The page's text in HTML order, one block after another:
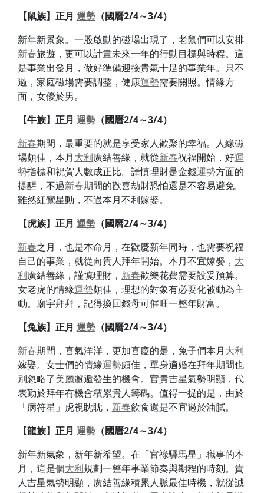
【鼠族】 正月 運勢（國曆2/4～3/4）
新年新景象。一股啟動的磁場出現了，老鼠們可以安排
新春旅遊，更可以計畫未來一年的行動目標與時程。這
是事業出發月，做好準備迎接貴氣十足的事業年。只不
過，家庭磁場需要調整，健康運勢需要關照。情緣方
面，女優於男。
【牛族】 正月 運勢（國曆2/4～3/4）
新春期間，最重要的就是享受家人歡聚的幸福。人緣磁
場頗佳，本月大利廣結善緣，就從新春祝福開始，好運
勢指標和祝賀人數成正比。謹慎理財是金錢運勢方面的
提醒，不過新春期間的歡喜劫財恐怕還是不容易避免。
雖然紅鸞星動，不過本月不利嫁娶。
【虎族】 正月 運勢（國曆2/4～3/4）
新春之月，也是本命月，在歡慶新年同時，也需要祝福
自己的事業，就從向貴人拜年開始。本月不宜嫁娶， 大
利廣結善緣，謹慎理財， 新春歡樂花費需要設妥預算。
女老虎的情緣運勢頗佳，理想的對象有必要化被動為主
動。廟宇拜拜，記得換回錢母可催旺一整年財富。
【兔族】 正月 運勢（國曆2/4～3/4）
新春期間，喜氣洋洋，更加喜慶的是，兔子們本月大利
嫁娶。女士們的情緣運勢頗佳，單身適婚在拜年期間也
別忽略了美麗邂逅發生的機會。官貴吉星氣勢明顯，代
表勤於拜年有機會積累貴人籌碼。值得一提的是，由於
「病符星」虎視眈眈， 新春飲食還是不宜過於油膩。
【龍族】 正月 運勢（國曆2/4～3/4）
新年新氣象，新年新希望。在「官祿驛馬星」職事的本
月，這是個大利規劃一整年事業節奏與期程的時刻。貴
人吉星氣勢明顯，廣結善緣積累人脈最佳時機，就從誠